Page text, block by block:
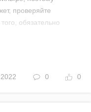
проверяйте
обязательно
0 0